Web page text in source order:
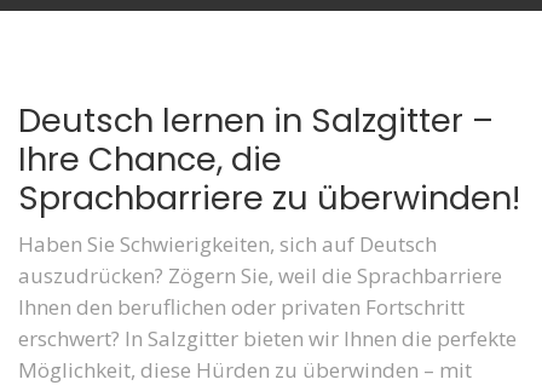
Deutsch lernen in Salzgitter –
Ihre Chance, die
Sprachbarriere zu überwinden!
Haben Sie Schwierigkeiten, sich auf Deutsch
auszudrücken? Zögern Sie, weil die Sprachbarriere
Ihnen den beruflichen oder privaten Fortschritt
erschwert? In Salzgitter bieten wir Ihnen die perfekte
Möglichkeit, diese Hürden zu überwinden – mit